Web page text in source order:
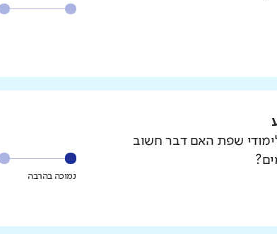
שפת האם דבר חשוב
נמוכה בהרבה